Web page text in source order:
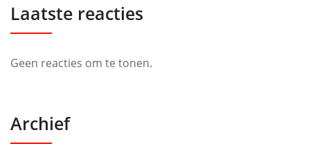
Laatste reacties
Geen reacties om te tonen.
Archief